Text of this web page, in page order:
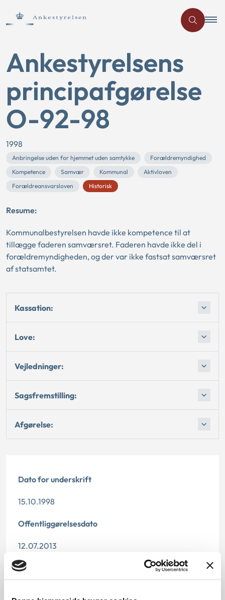
Ankestyrelsens
principafgørelse
O-92-98
1998
Anbringelse uden for hjemmet uden samtykke
Forældremyndighed
Kompetence
Samvær Kommunal
Aktivloven
Forældreansvarsloven
Historisk
Resume:
Kommunalbestyrelsen havde ikke kompetence til at
tillægge faderen samværsret. Faderen havde ikke del i
forældremyndigheden, og der var ikke fastsat samværsret
af statsamtet.
Kassation:
Love:
Vejledninger:
Sagsfremstilling:
Afgørelse:
Dato for underskrift
15.10.1998
Offentliggørelsesdato
12.07.2013
Paragraf